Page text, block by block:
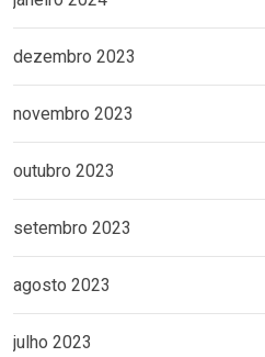
dezembro 2023
novembro 2023
outubro 2023
setembro 2023
agosto 2023
julho 2023